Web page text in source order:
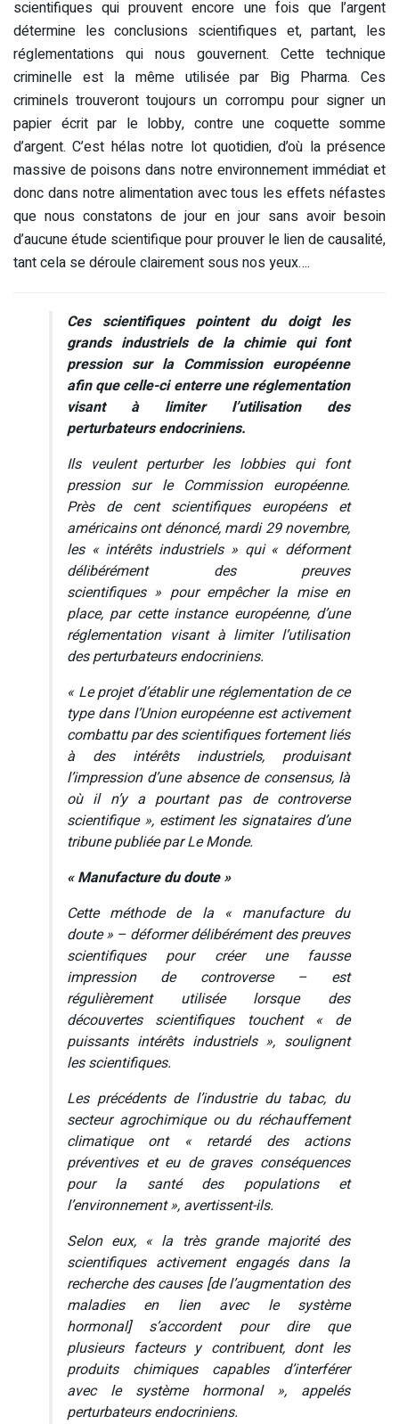
scientifiques qui prouvent encore une fois que l’argent
détermine les conclusions scientifiques et, partant, les
réglementations qui nous gouvernent. Cette technique
criminelle est la même utilisée par Big Pharma. Ces
criminels trouveront toujours un corrompu pour signer un
papier écrit par le lobby, contre une coquette somme
d’argent. C’est hélas notre lot quotidien, d’où la présence
massive de poisons dans notre environnement immédiat et
donc dans notre alimentation avec tous les effets néfastes
que nous constatons de jour en jour sans avoir besoin
d’aucune étude scientifique pour prouver le lien de causalité,
tant cela se déroule clairement sous nos yeux….
Ces scientifiques pointent du doigt les
grands industriels de la chimie qui font
pression sur la Commission européenne
afin que celle-ci enterre une réglementation
visant à limiter l’utilisation des
perturbateurs endocriniens.
Ils veulent perturber les lobbies qui font
pression sur le Commission européenne.
Près de cent scientifiques européens et
américains ont dénoncé, mardi 29 novembre,
les « intérêts industriels »qui « déforment
délibérément des preuves
scientifiques » pour empêcher la mise en
place, par cette instance européenne, d’une
réglementation visant à limiter l’utilisation
des perturbateurs endocriniens.
« Le projet d’établir une réglementation de ce
type dans l’Union européenne est activement
combattu par des scientifiques fortement liés
à des intérêts industriels, produisant
l’impression d’une absence de consensus, là
où il n’y a pourtant pas de controverse
scientifique », estiment les signataires d’une
tribune publiée parLe Monde.
« Manufacture du doute »
Cette méthode de la « manufacture du
doute » – déformer délibérément des preuves
scientifiques pour créer une fausse
impression de controverse – est
régulièrement utilisée lorsque des
découvertes scientifiques touchent « de
puissants intérêts industriels », soulignent
les scientifiques.
Les précédents de l’industrie du tabac, du
secteur agrochimique ou du réchauffement
climatique ont « retardé des actions
préventives et eu de graves conséquences
pour la santé des populations et
l’environnement », avertissent-ils.
Selon eux, « la très grande majorité des
scientifiques activement engagés dans la
recherche des causes [de l’augmentation des
maladies en lien avec le système
hormonal]s’accordent pour dire que
plusieurs facteurs y contribuent, dont les
produits chimiques capables d’interférer
avec le système hormonal », appelés
perturbateurs endocriniens.